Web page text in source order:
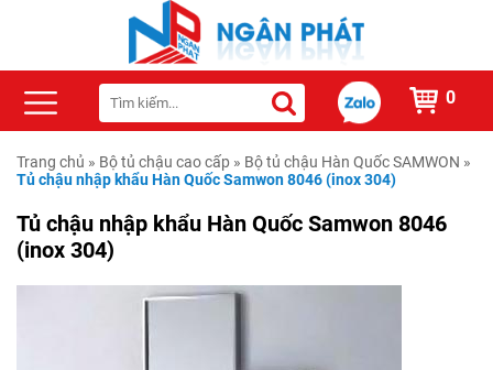
0
Trang chủ » Bộ tủ chậu cao cấp » Bộ tủ chậu Hàn Quốc SAMWON »
Tủ chậu nhập khẩu Hàn Quốc Samwon 8046 (inox 304)
Tủ chậu nhập khẩu Hàn Quốc Samwon 8046
(inox 304)